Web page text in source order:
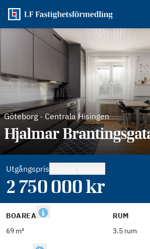
Göteborg-Centrala Hisingen
Hjalmar
Utgångspris
2 750 000kr
BOAREA
69 m²
RUM
3.5 rum